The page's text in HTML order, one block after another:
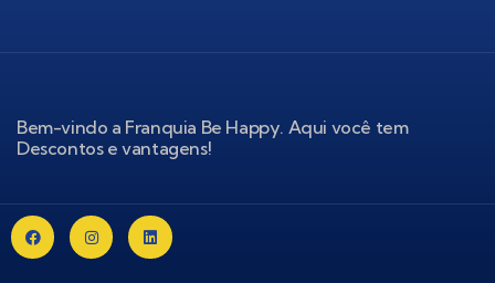
Bem-vindo a Franquia Be Happy. Aqui você tem
Descontos e vantagens!